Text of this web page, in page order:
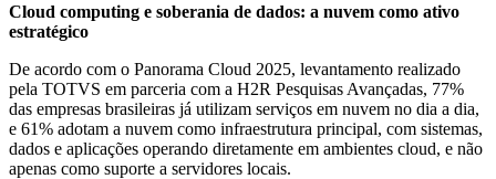
Cloud computing e soberania de dados: a nuvem como ativo
estratégico
De acordo com o Panorama Cloud 2025, levantamento realizado
pela TOTVS em parceria com a H2R Pesquisas Avançadas, 77%
das empresas brasileiras já utilizam serviços em nuvem no dia a dia,
e 61% adotam a nuvem como infraestrutura principal, com sistemas,
dados e aplicações operando diretamente em ambientes cloud, e não
apenas como suporte a servidores locais.